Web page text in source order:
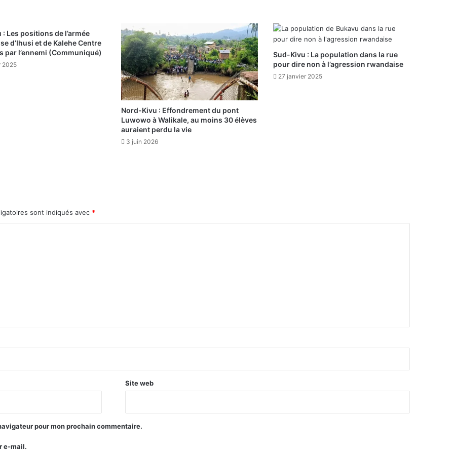
Les positions de l’armée
d’Ihusi et de Kalehe Centre
par l’ennemi (Communiqué)
2025
Nord-Kivu : Effondrement du pont
Luwowo à Walikale, au moins 30 élèves
auraient perdu la vie
3 juin 2026
Sud-Kivu : La population dans la rue
pour dire non à l’agression rwandaise
27 janvier 2025
sont indiqués avec *
Site web
pour mon prochain commentaire.
e-mail.